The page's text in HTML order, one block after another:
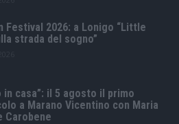
Festival 2026: a Lonigo “Little
strada del sogno”
in casa”: il 5 agosto il primo
a Marano Vicentino con Maria
Carobene